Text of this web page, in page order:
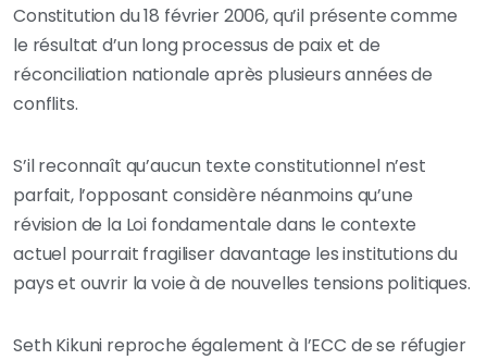
Constitution du 18 février 2006, qu’il présente comme
le résultat d’un long processus de paix et de
réconciliation nationale après plusieurs années de
conflits.
S’il reconnaît qu’aucun texte constitutionnel n’est
parfait, l’opposant considère néanmoins qu’une
révision de la Loi fondamentale dans le contexte
actuel pourrait fragiliser davantage les institutions du
pays et ouvrir la voie à de nouvelles tensions politiques.
Seth Kikuni reproche également à l’ECC de se réfugier